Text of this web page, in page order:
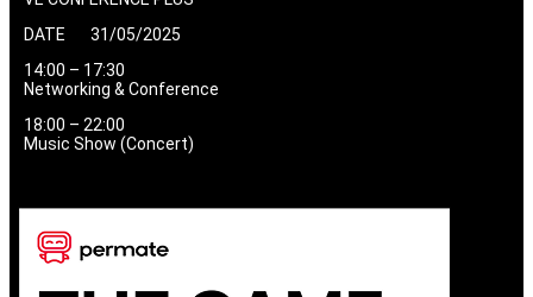
DATE 31/05/2025
14:00 – 17:30
Networking & Conference
18:00 – 22:00
Music Show (Concert)